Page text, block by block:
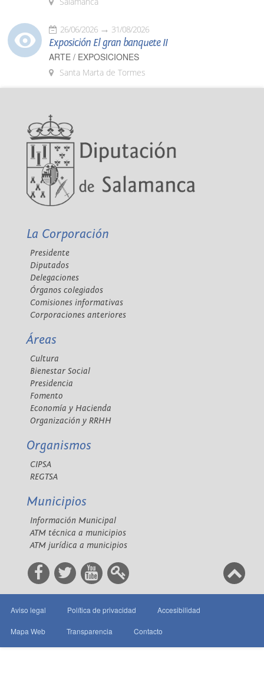
26/06/2026 31/08/2026
Exposición El gran banquete II
ARTE / EXPOSICIONES
Santa Marta de Tormes
La Corporación
Presidente
Diputados
Delegaciones
Órganos colegiados
Comisiones informativas
Corporaciones anteriores
Áreas
Cultura
Bienestar Social
Presidencia
Fomento
Economía y Hacienda
Organización y RRHH
Organismos
CIPSA
REGTSA
Municipios
Información Municipal
ATM técnica a municipios
ATM jurídica a municipios
Aviso legal Política de privacidad Accesibilidad
Mapa Web Transparencia Contacto